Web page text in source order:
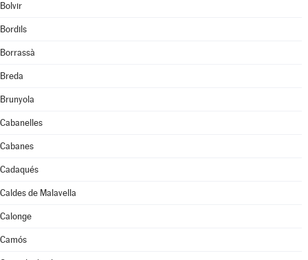
Bolvir
Bordils
Borrassà
Breda
Brunyola
Cabanelles
Cabanes
Cadaqués
Caldes de Malavella
Calonge
Camós